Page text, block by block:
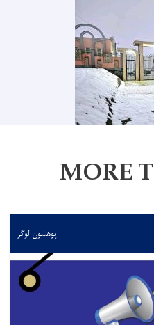
MORE
پوهنتون لوگر